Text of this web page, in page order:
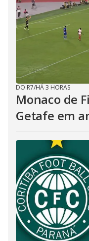
DO R7/HÁ 3 HORAS
Monaco de
Getafe em